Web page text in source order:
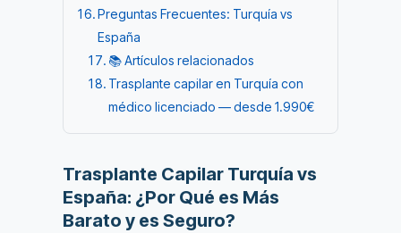
Preguntas Frecuentes: Turquía vs
España
📚 Artículos relacionados
Trasplante capilar en Turquía con
médico licenciado — desde 1.990€
Trasplante Capilar Turquía vs
España: ¿Por Qué es Más
Barato y es Seguro?